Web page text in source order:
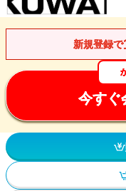
新規登録で
今すぐ